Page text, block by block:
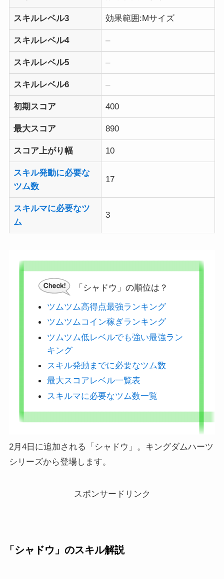
スキルレベル3 効果範囲:Mサイズ
スキルレベル4 –
スキルレベル5 –
スキルレベル6 –
初期スコア 400
最大スコア 890
スコア上がり幅 10
スキル発動に必要な
ツム数
17
スキルマに必要なツ
ム
3
「シャドウ」の順位は？
ツムツム高得点最強ランキング
ツムツムコイン稼ぎランキング
ツムツム低レベルでも強い最強ラン
キング
スキル発動までに必要なツム数
最大スコアレベル一覧表
スキルマに必要なツム数一覧
2月4日に追加される「シャドウ」。キングダムハーツ
シリーズから登場します。
スポンサードリンク
「シャドウ」のスキル解説